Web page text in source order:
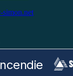
simon.net